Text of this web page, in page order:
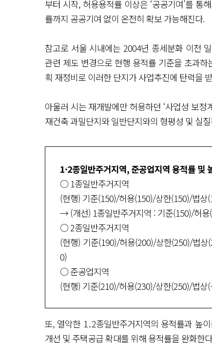
부터 시작, 허용용적률 이상은 ‘공공기여’를
률까지 공공기여 없이 온전히 확보 가능해진다.
참고로 서울 시내에는 2004년 종세분화 이전
관련 제도 변경으로 현행 용적률 기준을 초과하
획 재정비로 이러한 단지가 사업추진에 탄력을
아울러 시는 재개발에만 허용하던 ‘사업성 보정
재건축 과밀단지와 일반단지와의 형평성 및 실
1·2종일반주거지역, 준공업지역 용적률 및
○ 1종일반주거지역
(현행) 기준(150)/허용(150)/상한(150)/법상
→ (개선) 1종일반주거지역 : 기준(150)/허
○ 2종일반주거지역
(현행) 기준(190)/허용(200)/상한(250)/법
0)
○ 준공업지역
(현행) 기준(210)/허용(230)/상한(250)/법
또, 열악한 1․2종일반주거지역의 용적률과 높
개선 및 주택공급 확대를 위해 용적률을 완화한